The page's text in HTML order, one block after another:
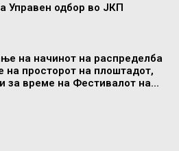
Управен одбор во ЈКП
на начинот на распределба
на просторот на плоштадот,
за време на Фестивалот на...